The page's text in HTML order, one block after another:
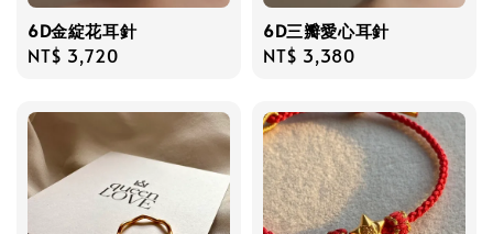
6D金綻花耳針
Regular
NT$ 3,720
6D三瓣愛心耳針
Regular
NT$ 3,380